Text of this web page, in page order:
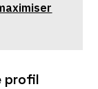
profil